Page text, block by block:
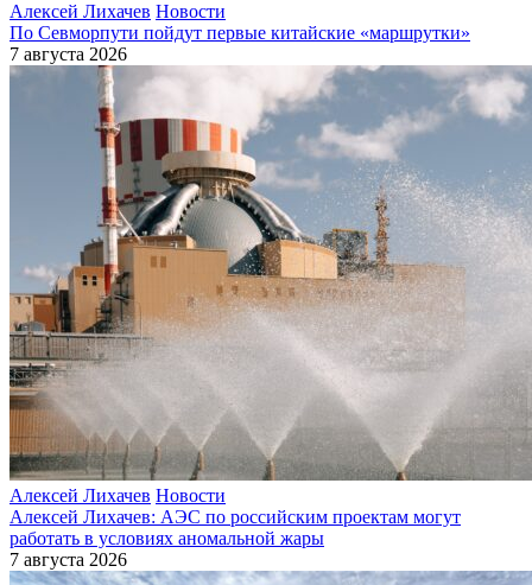
Алексей Лихачев Новости
По Севморпути пойдут первые китайские «маршрутки»
7 августа 2026
Алексей Лихачев Новости
Алексей Лихачев: АЭС по российским проектам могут
работать в условиях аномальной жары
7 августа 2026